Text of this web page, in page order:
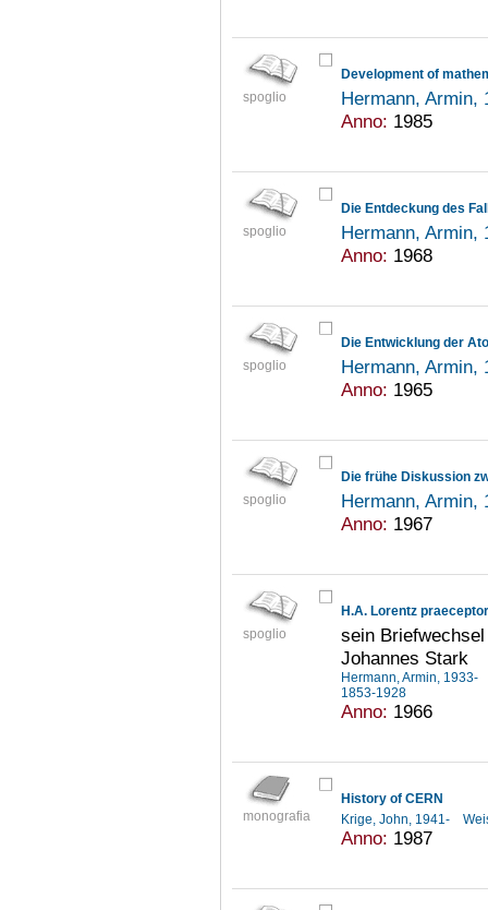
spoglio
Hermann, Armin,
Anno: 1985
spoglio
Hermann, Armin,
Anno: 1968
spoglio
Die Entwicklung der
Hermann, Armin,
Anno: 1965
spoglio
Hermann, Armin,
Anno: 1967
spoglio
H.A. Lorentz
sein
Johannes Stark
Hermann, Armin, 1933-
1853-1928
Anno: 1966
monografia
History of CERN
Krige, John, 1941-
Anno: 1987